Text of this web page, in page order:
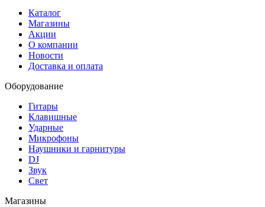
Каталог
Магазины
Акции
О компании
Новости
Доставка и оплата
Оборудование
Гитары
Клавишные
Ударные
Микрофоны
Наушники и гарнитуры
DJ
Звук
Свет
Магазины